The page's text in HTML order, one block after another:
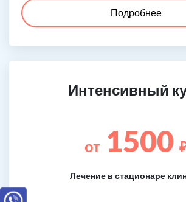
Подробнее
Интенсивный
от 1500
Лечение в стационаре